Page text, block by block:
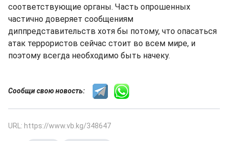
соответствующие органы. Часть опрошенных
частично доверяет сообщениям
диппредставительств хотя бы потому, что опасаться
атак террористов сейчас стоит во всем мире, и
поэтому всегда необходимо быть начеку.
Сообщи свою новость:
URL: https://www.vb.kg/348647